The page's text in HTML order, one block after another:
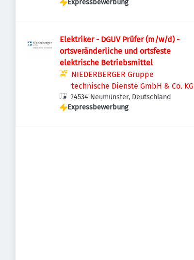
Expressbewerbung
Elektriker - DGUV Prüfer (m/w/d) -
ortsveränderliche und ortsfeste
elektrische Betriebsmittel
NIEDERBERGER Gruppe
technische Dienste GmbH & Co. KG
24534 Neumünster, Deutschland
Expressbewerbung